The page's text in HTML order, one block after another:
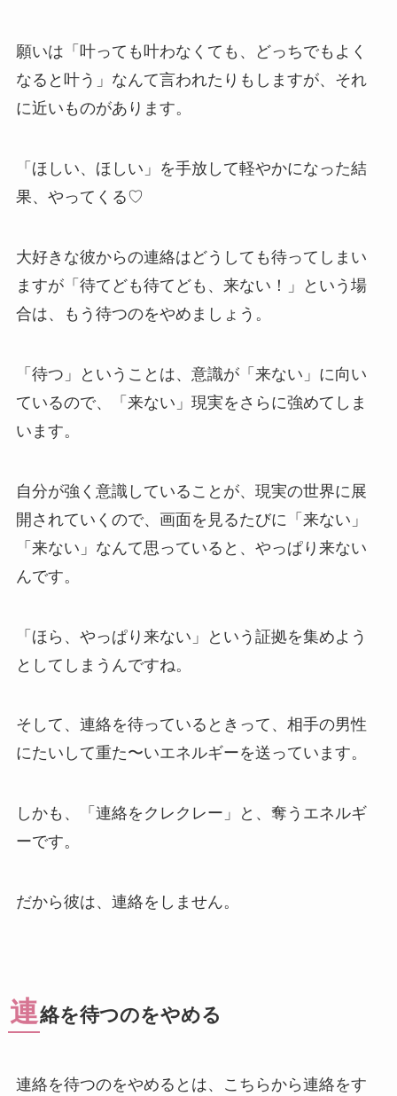
願いは「叶っても叶わなくても、どっちでもよく
なると叶う」なんて言われたりもしますが、それ
に近いものがあります。
「ほしい、ほしい」を手放して軽やかになった結
果、やってくる♡
大好きな彼からの連絡はどうしても待ってしまい
ますが「待てども待てども、来ない！」という場
合は、もう待つのをやめましょう。
「待つ」ということは、意識が「来ない」に向い
ているので、「来ない」現実をさらに強めてしま
います。
自分が強く意識していることが、現実の世界に展
開されていくので、画面を見るたびに「来ない」
「来ない」なんて思っていると、やっぱり来ない
んです。
「ほら、やっぱり来ない」という証拠を集めよう
としてしまうんですね。
そして、連絡を待っているときって、相手の男性
にたいして重た〜いエネルギーを送っています。
しかも、「連絡をクレクレー」と、奪うエネルギ
ーです。
だから彼は、連絡をしません。
連絡を待つのをやめる
連絡を待つのをやめるとは、こちらから連絡をす